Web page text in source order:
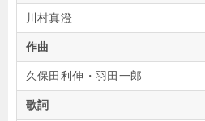
川村真澄
作曲
久保田利伸・羽田一郎
歌詞